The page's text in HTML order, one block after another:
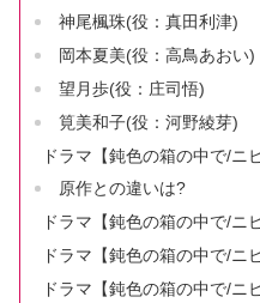
神尾楓珠(役：真田利津)
岡本夏美(役：高鳥あおい)
望月歩(役：庄司悟)
筧美和子(役：河野綾芽)
ドラマ【鈍色の箱の中で/ニ
原作との違いは?
ドラマ【鈍色の箱の中で/ニ
ドラマ【鈍色の箱の中で/ニ
ドラマ【鈍色の箱の中で/ニ